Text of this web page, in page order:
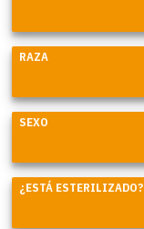
RAZA
SEXO
¿ESTÁ ESTERILIZADO?